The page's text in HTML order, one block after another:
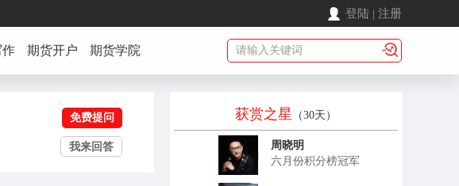
登陆 | 注册
作 期货开户 期货学院
免费提问
我来回答
获赏之星 （30天）
周晓明
六月份积分榜冠军